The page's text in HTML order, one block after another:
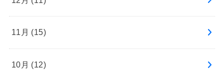
11月 (15)
10月 (12)